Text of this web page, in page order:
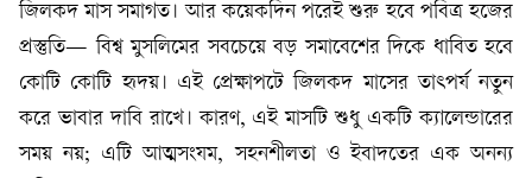
জিলকদ মাস সমাগত। আর কয়েকদিন পরেই শুরু হবে পবিত্র হজের
প্রস্তুতি— বিশ্ব মুসলিমের সবচেয়ে বড় সমাবেশের দিকে ধাবিত হবে
কোটি কোটি হৃদয়। এই প্রেক্ষাপটে জিলকদ মাসের তাৎপর্য নতুন
করে ভাবার দাবি রাখে। কারণ, এই মাসটি শুধু একটি ক্যালেন্ডারের
সময় নয়; এটি আত্মসংযম, সহনশীলতা ও ইবাদতের এক অনন্য